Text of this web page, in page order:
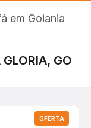
em Goiania
GO
OFERTA